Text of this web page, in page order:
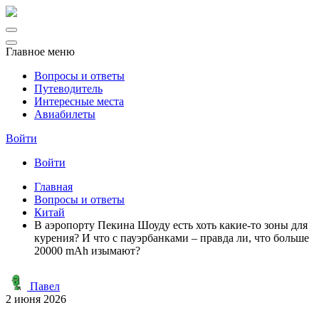
Главное меню
Вопросы и ответы
Путеводитель
Интересные места
Авиабилеты
Войти
Войти
Главная
Вопросы и ответы
Китай
В аэропорту Пекина Шоуду есть хоть какие-то зоны для
курения? И что с пауэрбанками – правда ли, что больше
20000 mAh изымают?
Павел
2 июня 2026